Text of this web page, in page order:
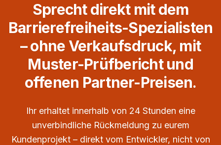
Sprecht direkt mit dem
Barrierefreiheits-Spezialisten
– ohne Verkaufsdruck, mit
Muster-Prüfbericht und
offenen Partner-Preisen.
Ihr erhaltet innerhalb von 24 Stunden eine
unverbindliche Rückmeldung zu eurem
Kundenprojekt – direkt vom Entwickler, nicht von